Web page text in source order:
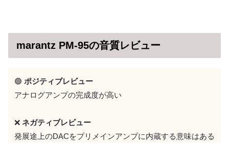
marantz PM-95の音質レビュー
🟢 ポジティブレビュー
アナログアンプの完成度が高い
❌ ネガティブレビュー
発展途上のDACをプリメインアンプに内蔵する意味はある